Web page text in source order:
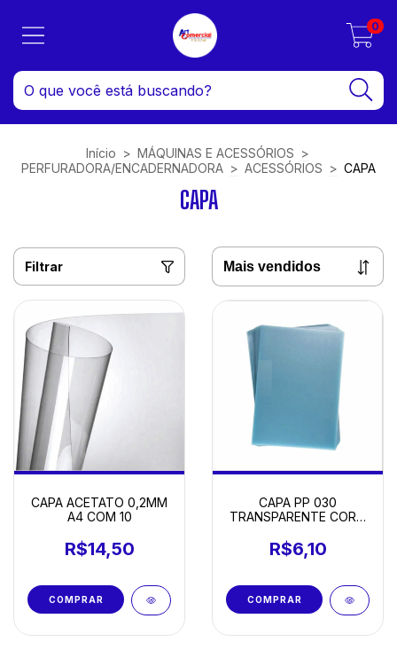
0
Início > MÁQUINAS E ACESSÓRIOS >
PERFURADORA/ENCADERNADORA > ACESSÓRIOS > CAPA
CAPA
Filtrar
CAPA ACETATO 0,2MM
A4 COM 10
R$14,50
CAPA PP 030
TRANSPARENTE CORO
R$6,10